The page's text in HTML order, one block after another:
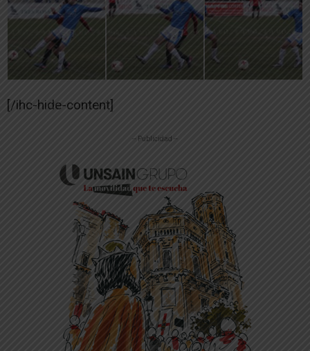
[/ihc-hide-content]
-- Publicidad --